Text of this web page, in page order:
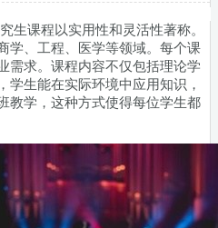
生课程以实用性和灵活性著称。
学、工程、医学等领域。每个课
需求。课程内容不仅包括理论学
学生能在实际环境中应用知识，
教学，这种方式使得每位学生都